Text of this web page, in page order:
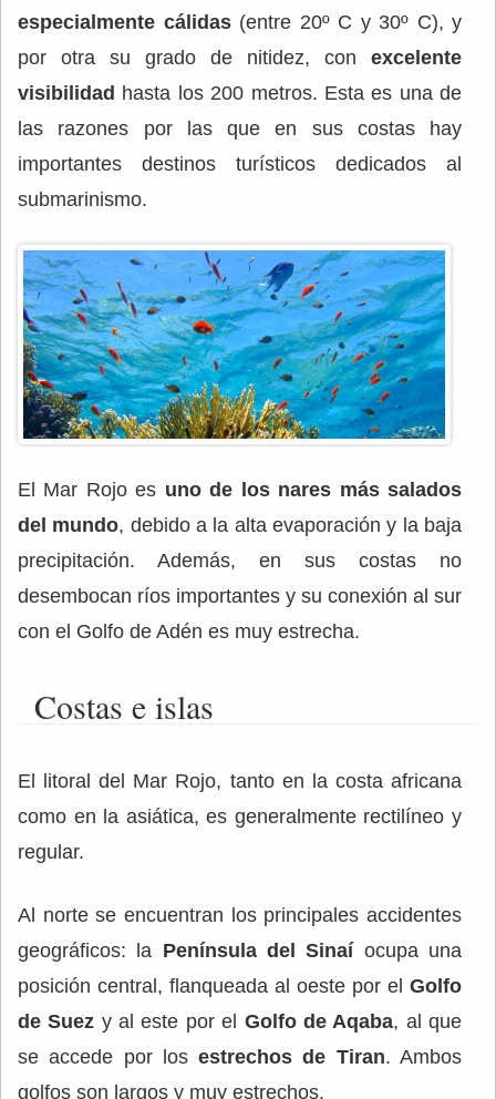
especialmente cálidas(entre 20º C y 30º C), y
por otra su grado de nitidez, con excelente
visibilidad hasta los 200 metros. Esta es una de
las razones por las que en sus costas hay
importantes destinos turísticos dedicados al
submarinismo.
El Mar Rojo es uno de los nares más salados
del mundo, debido a la alta evaporación y la baja
precipitación. Además, en sus costas no
desembocan ríos importantes y su conexión al sur
con el Golfo de Adén es muy estrecha.
Costas e islas
El litoral del Mar Rojo, tanto en la costa africana
como en la asiática, es generalmente rectilíneo y
regular.
Al norte se encuentran los principales accidentes
geográficos: la Península del Sinaí ocupa una
posición central, flanqueada al oeste por el Golfo
de Suez y al este por el Golfo de Aqaba, al que
se accede por losestrechos de Tiran. Ambos
golfos son largos y muy estrechos.